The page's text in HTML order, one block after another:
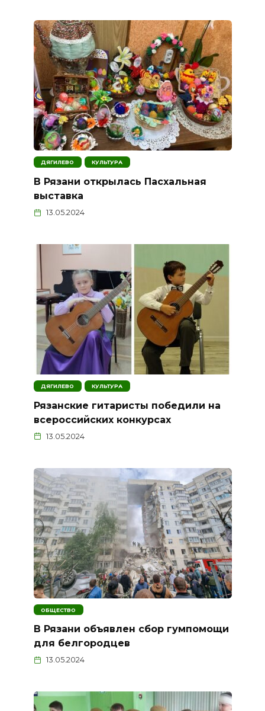
ДЯГИЛЕВО КУЛЬТУРА
В Рязани открылась Пасхальная
выставка
13.05.2024
ДЯГИЛЕВО КУЛЬТУРА
Рязанские гитаристы победили на
всероссийских конкурсах
13.05.2024
ОБЩЕСТВО
В Рязани объявлен сбор гумпомощи
для белгородцев
13.05.2024